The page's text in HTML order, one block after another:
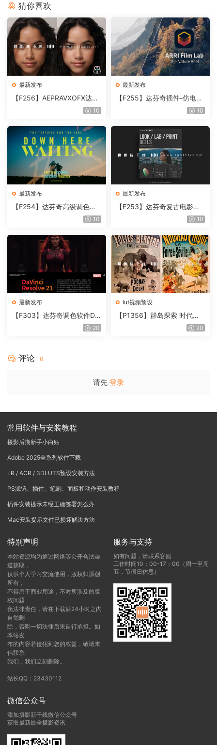
猜你喜欢
最新发布
【F256】AEPRAVXOFX达芬
奇视频人像磨皮润肤美颜插件
10
最新发布
【F255】达芬奇插件-仿电影
胶片视频调色插件 ARRI Film
10
最新发布
【F254】达芬奇高级调色插
件 Contour V2.2.2 WinMac10
最新发布
【F253】达芬奇复古电影胶
片质感DCTL节点调色预设 M
T V4.0
10
最新发布
【F303】达芬奇调色软件Da
Vinci Resolve Studio21.0.320
lut视频预设
【P1356】群岛探索 时代马
戏团 – QUEST 60 调色预设A
20
评论 0
请先 登录
常用软件与安装教程
摄影后期新手小白贴
Adobe 2025全系列软件下载
LR / ACR / 3DLUTS预设安装方法
PS滤镜、插件、笔刷、面板和动作安装教程
插件安装提示未经正确签署怎么办
Mac安装提示文件已损坏解决方法
特别声明
本站资源均为通过网络等公开合法渠
道获取，
仅供个人学习交流使用，版权归原创
所有，
不得用于商业用途，不对所涉及的版
权问题
负法律责任，请在下载后24小时之内
自觉删
除，否则一切法律后果自行承担。如
本站发
布的内容若侵犯到您的权益，敬请来
信联系
我们，我们立刻删除。
站长QQ：23430112
服务与支持
如有问题，请联系客服
工作时间10：00-17：00（周一至周
五，节假日休息）
微信公众号
添加摄影新干线微信公众号
获取最新最全摄影资讯